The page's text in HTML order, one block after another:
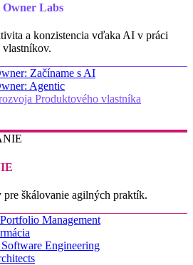
Labs
a konzistencia vďaka AI v práci
Začíname s AI
Agentic
Produktového vlastníka
škálovanie agilných praktík.
Management
Engineering